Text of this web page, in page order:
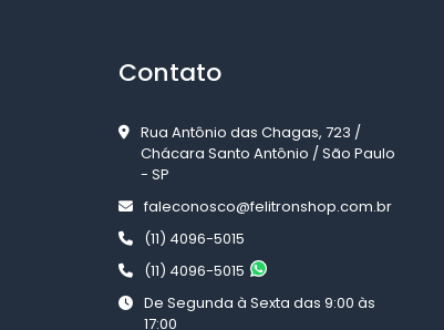
Contato
Rua Antônio das Chagas, 723 /
Chácara Santo Antônio / São Paulo
- SP
faleconosco@felitronshop.com.br
(11) 4096-5015
(11) 4096-5015
De Segunda à Sexta das 9:00 às
17:00